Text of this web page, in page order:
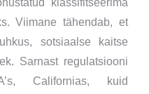
klassifitseerima
Viimane tähendab, et
sotsiaalse kaitse
Sarnast regulatsiooni
Californias, kuid